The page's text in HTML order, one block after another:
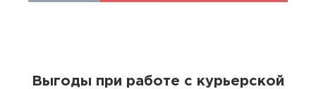
Выгоды при работе с курьерской